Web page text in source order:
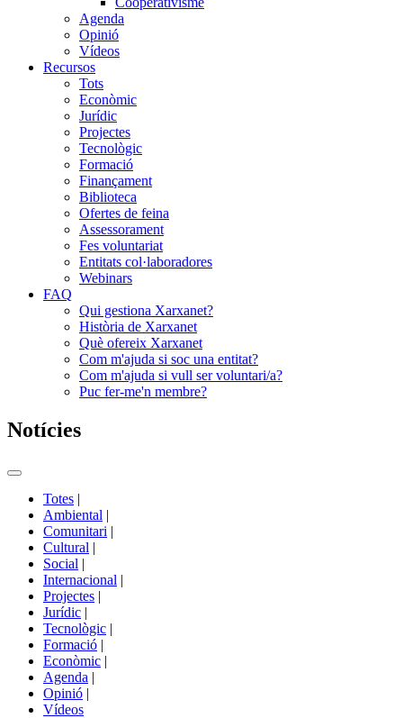
Agenda
Opinió
Vídeos
Recursos
Tots
Econòmic
Jurídic
Projectes
Tecnològic
Formació
Finançament
Biblioteca
Ofertes de feina
Assessorament
Fes voluntariat
Entitats col·laboradores
Webinars
FAQ
Qui gestiona Xarxanet?
Història de Xarxanet
Què ofereix Xarxanet
Com m'ajuda si soc una entitat?
Com m'ajuda si vull ser voluntari/a?
Puc fer-me'n membre?
Notícies
Commutador
portals
Totes |
Ambiental |
Comunitari |
Cultural |
Social |
Internacional |
Projectes |
Jurídic |
Tecnològic |
Formació |
Econòmic |
Agenda |
Opinió |
Vídeos